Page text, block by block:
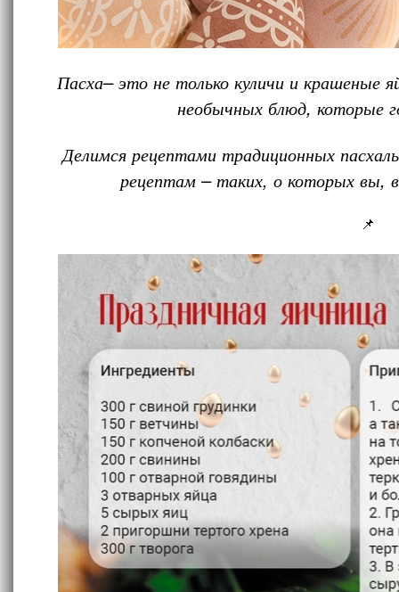
Пасха– это не только куличи и крашеные
необычных блюд, которые
Делимся рецептами традиционных
рецептам – таких, о которых
📌